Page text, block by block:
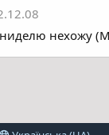
ниделю нехожу